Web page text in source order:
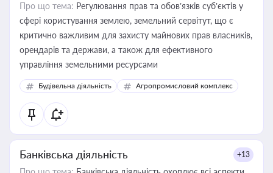
Про що тема: Регулювання прав та обов’язків суб’єктів у
сфері користування землею, земельний сервітут, що є
критично важливим для захисту майнових прав власників,
орендарів та держави, а також для ефективного
управління земельними ресурсами
Будівельна діяльність Агропромисловий комплекс
Банківська діяльність +13